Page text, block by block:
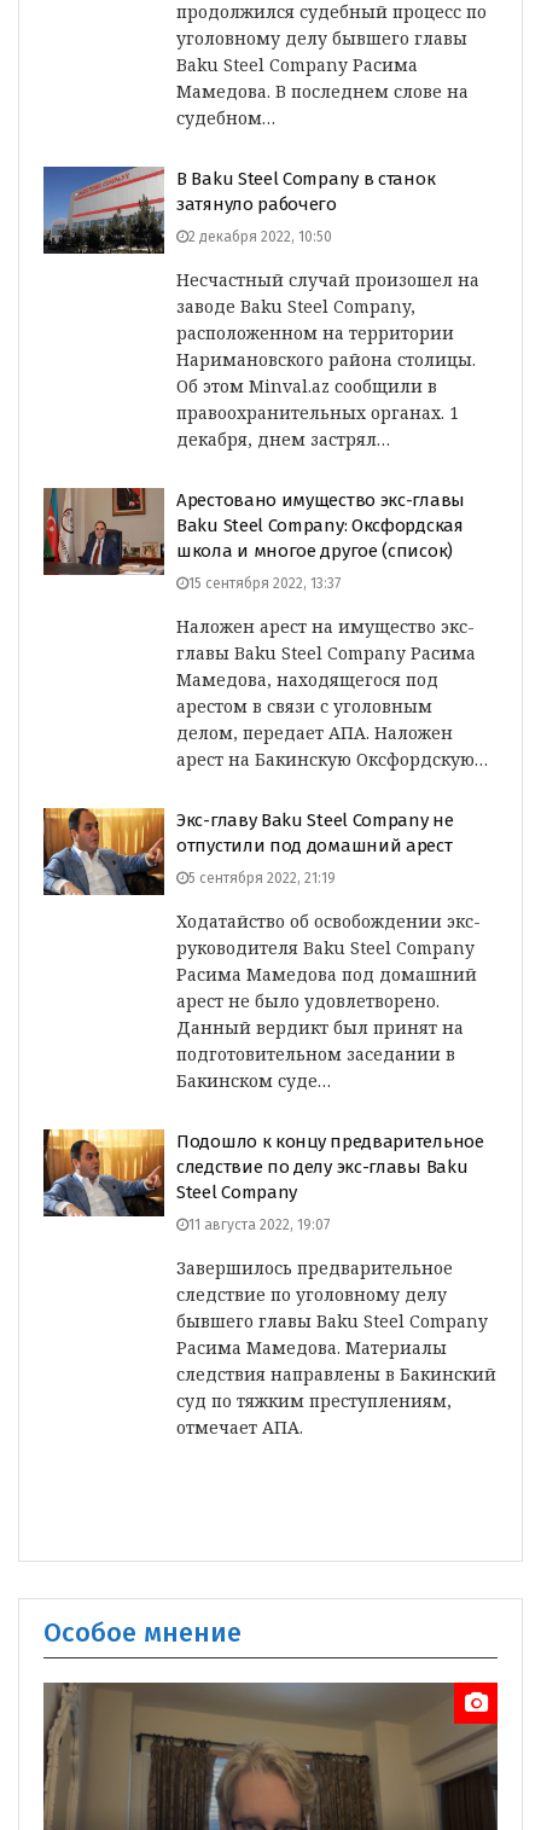
продолжился судебный процесс по
уголовному делу бывшего главы
Baku Steel Company Расима
Мамедова. В последнем слове на
судебном…
В Baku Steel Company в станок
затянуло рабочего
2 декабря 2022, 10:50
Несчастный случай произошел на
заводе Baku Steel Company,
расположенном на территории
Наримановского района столицы.
Об этом Minval.az сообщили в
правоохранительных органах. 1
декабря, днем застрял…
Арестовано имущество экс-главы
Baku Steel Company: Оксфордская
школа и многое другое (список)
15 сентября 2022, 13:37
Наложен арест на имущество экс-
главы Baku Steel Company Расима
Мамедова, находящегося под
арестом в связи с уголовным
делом, передает АПА. Наложен
арест на Бакинскую Оксфордскую…
Экс-главу Baku Steel Company не
отпустили под домашний арест
5 сентября 2022, 21:19
Ходатайство об освобождении экс-
руководителя Baku Steel Company
Расима Мамедова под домашний
арест не было удовлетворено.
Данный вердикт был принят на
подготовительном заседании в
Бакинском суде…
Подошло к концу предварительное
следствие по делу экс-главы Baku
Steel Company
11 августа 2022, 19:07
Завершилось предварительное
следствие по уголовному делу
бывшего главы Baku Steel Company
Расима Мамедова. Материалы
следствия направлены в Бакинский
суд по тяжким преступлениям,
отмечает АПА.
Особое мнение